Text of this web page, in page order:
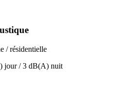
/ résidentielle
jour /3 dB(A) nuit